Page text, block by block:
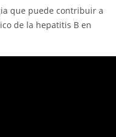
que puede contribuir a
de la hepatitis B en